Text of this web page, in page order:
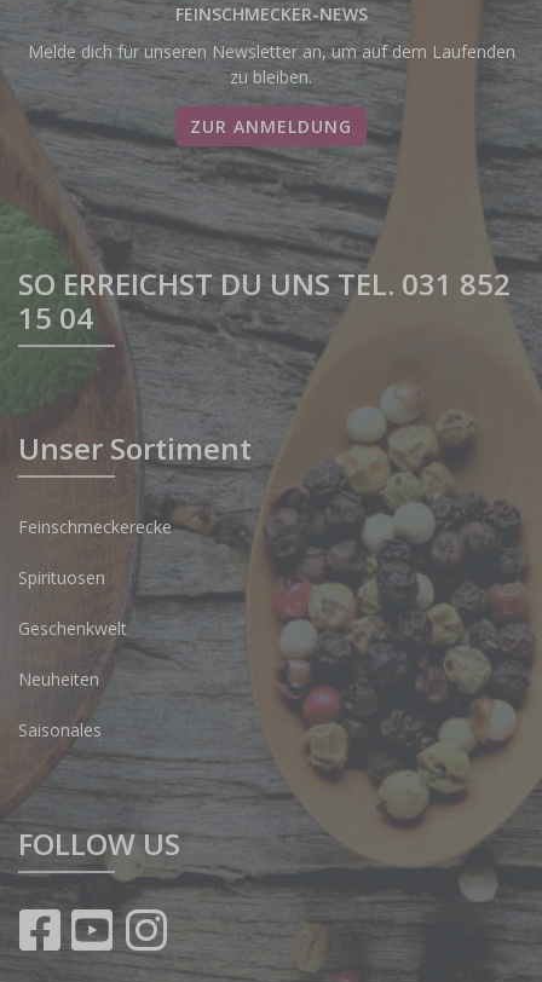
FEINSCHMECKER-NEWS
Melde dich für unseren Newsletter an, um auf dem Laufenden
zu bleiben.
ZUR ANMELDUNG
SO ERREICHST DU UNS TEL. 031 852
15 04
Unser Sortiment
Feinschmeckerecke
Spirituosen
Geschenkwelt
Neuheiten
Saisonales
FOLLOW US